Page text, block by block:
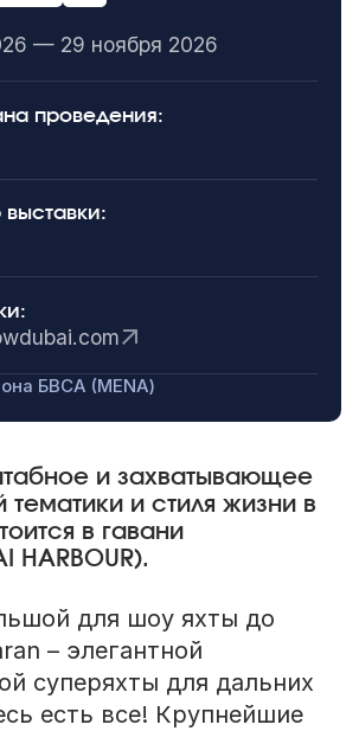
— 29 ноября 2026
проведения:
БВСА (MENA)
и захватывающее
и стиля жизни в
в гавани
HARBOUR).
для шоу яхты до
– элегантной
суперяхты для дальних
есть все! Крупнейшие